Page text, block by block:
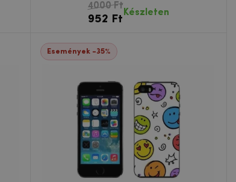
4000 Ft
952 Ft
Készleten
Események -35%